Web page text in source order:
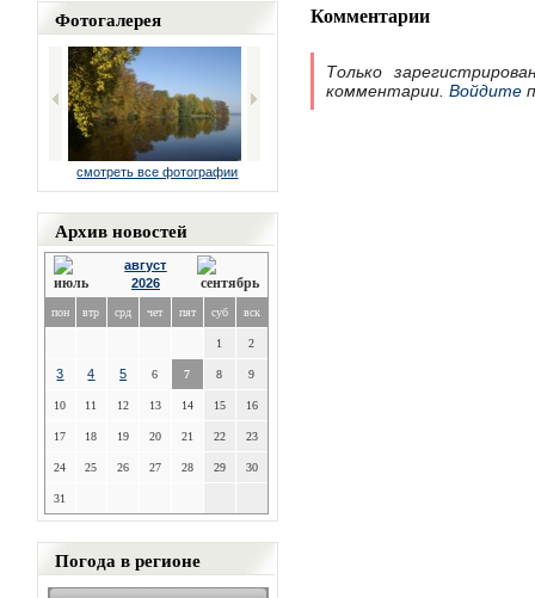
Фотогалерея
смотреть все фотографии
Архив новостей
август
2026
пон втр срд чет пят суб вск
1 2
3 4 5 6 7 8 9
10 11 12 13 14 15 16
17 18 19 20 21 22 23
24 25 26 27 28 29 30
31
Погода в регионе
Комментарии
Только
комментарии. Войдите